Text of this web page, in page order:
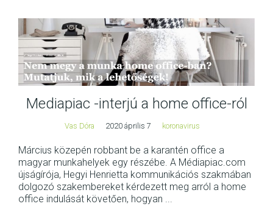
Mediapiac -interjú a home office-ról
Vas Dóra 2020 április 7 koronavirus
Március közepén robbant be a karantén office a
magyar munkahelyek egy részébe. A Médiapiac.com
újságírója, Hegyi Henrietta kommunikációs szakmában
dolgozó szakembereket kérdezett meg arról a home
office indulását követően, hogyan ...